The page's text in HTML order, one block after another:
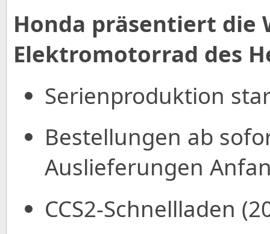
Honda präsentiert die
Elektromotorrad des
Serienproduktion
Bestellungen ab
Auslieferungen
CCS2-Schnellladen